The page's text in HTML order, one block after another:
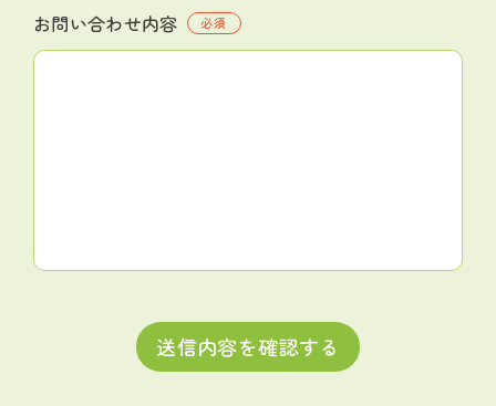
お問い合わせ内容 必須
送信内容を確認する